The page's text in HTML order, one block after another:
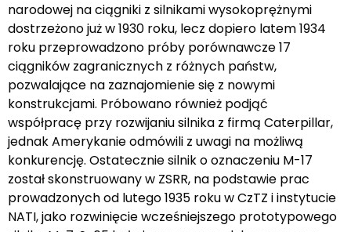
narodowej na ciągniki z silnikami wysokoprężnymi
dostrzeżono już w 1930 roku, lecz dopiero latem 1934
roku przeprowadzono próby porównawcze 17
ciągników zagranicznych z różnych państw,
pozwalające na zaznajomienie się z nowymi
konstrukcjami. Próbowano również podjąć
współpracę przy rozwijaniu silnika z firmą Caterpillar,
jednak Amerykanie odmówili z uwagi na możliwą
konkurencję. Ostatecznie silnik o oznaczeniu M-17
został skonstruowany w ZSRR, na podstawie prac
prowadzonych od lutego 1935 roku w CzTZ i instytucie
NATI, jako rozwinięcie wcześniejszego prototypowego